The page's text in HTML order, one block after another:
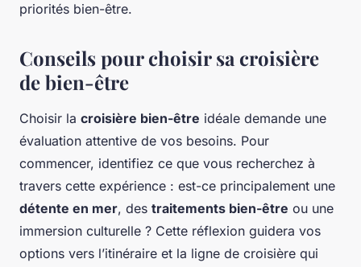
priorités bien-être.
Conseils pour choisir sa croisière
de bien-être
Choisir la croisière bien-être idéale demande une
évaluation attentive de vos besoins. Pour
commencer, identifiez ce que vous recherchez à
travers cette expérience : est-ce principalement une
détente en mer, des traitements bien-être ou une
immersion culturelle ? Cette réflexion guidera vos
options vers l’itinéraire et la ligne de croisière qui